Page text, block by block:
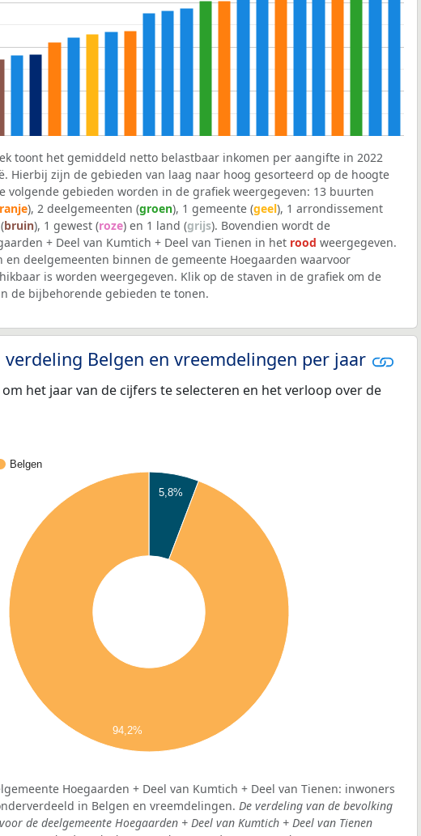
toont het gemiddeld netto belastbaar inkomen per aangifte in 2022
Hierbij zijn de gebieden van laag naar hoog gesorteerd op de hoogte
volgende gebieden worden in de grafiek weergegeven: 13 buurten
), 2 deelgemeenten (groen), 1 gemeente (geel), 1 arrondissement
bruin), 1 gewest (roze) en 1 land (grijs). Bovendien wordt de
+ Deel van Kumtich + Deel van Tienen in het rood weergegeven.
deelgemeenten binnen de gemeente Hoegaarden waarvoor
is worden weergegeven. Klik op de staven in de grafiek om de
de bijbehorende gebieden te tonen.
Belgen en vreemdelingen per jaar
het jaar van de cijfers te selecteren en het verloop over de
Belgen
5,8%
94,2%
Hoegaarden + Deel van Kumtich + Deel van Tienen: inwoners
in Belgen en vreemdelingen. De verdeling van de bevolking
de deelgemeente Hoegaarden + Deel van Kumtich + Deel van Tienen